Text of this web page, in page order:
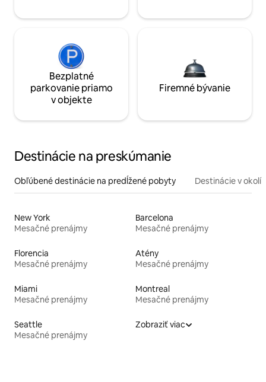
Bezplatné
parkovanie priamo
v objekte
Firemné bývanie
Destinácie na preskúmanie
Obľúbené destinácie na predĺžené pobyty Destinácie v okolí
New York
Mesačné prenájmy
Barcelona
Mesačné prenájmy
Florencia
Mesačné prenájmy
Atény
Mesačné prenájmy
Miami
Mesačné prenájmy
Montreal
Mesačné prenájmy
Seattle
Mesačné prenájmy
Zobraziť viac